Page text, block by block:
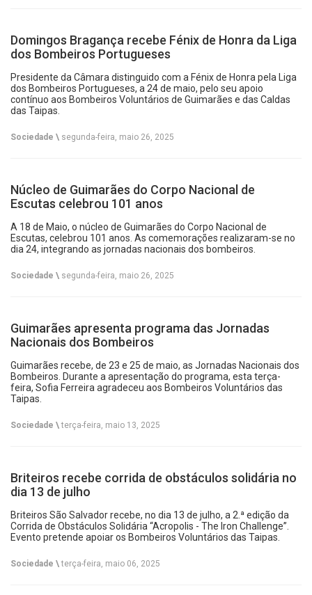
Domingos Bragança recebe Fénix de Honra da Liga
dos Bombeiros Portugueses
Presidente da Câmara distinguido com a Fénix de Honra pela Liga
dos Bombeiros Portugueses, a 24 de maio, pelo seu apoio
contínuo aos Bombeiros Voluntários de Guimarães e das Caldas
das Taipas.
Sociedade \ segunda-feira, maio 26, 2025
Núcleo de Guimarães do Corpo Nacional de
Escutas celebrou 101 anos
A 18 de Maio, o núcleo de Guimarães do Corpo Nacional de
Escutas, celebrou 101 anos. As comemorações realizaram-se no
dia 24, integrando as jornadas nacionais dos bombeiros.
Sociedade \ segunda-feira, maio 26, 2025
Guimarães apresenta programa das Jornadas
Nacionais dos Bombeiros
Guimarães recebe, de 23 e 25 de maio, as Jornadas Nacionais dos
Bombeiros. Durante a apresentação do programa, esta terça-
feira, Sofia Ferreira agradeceu aos Bombeiros Voluntários das
Taipas.
Sociedade \terça-feira, maio 13, 2025
Briteiros recebe corrida de obstáculos solidária no
dia 13 de julho
Briteiros São Salvador recebe, no dia 13 de julho, a 2.ª edição da
Corrida de Obstáculos Solidária “Acropolis - The Iron Challenge”.
Evento pretende apoiar os Bombeiros Voluntários das Taipas.
Sociedade \terça-feira, maio 06, 2025